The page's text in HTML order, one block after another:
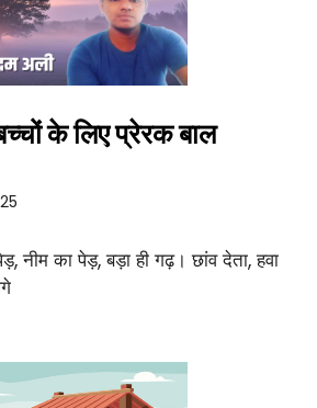
के लिए प्रेरक बाल
नीम का पेड़, बड़ा ही गढ़। छांव देता, हवा